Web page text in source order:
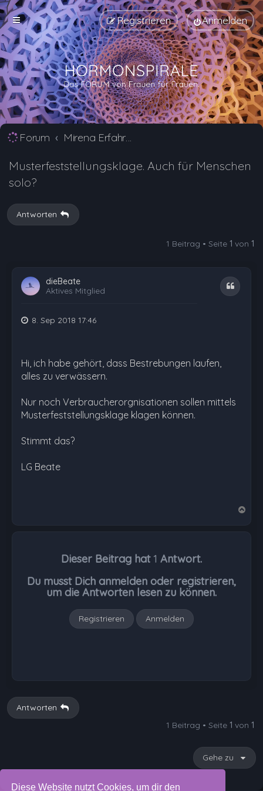
Diese Website nutzt Cookies, um dir den
Anmelden
Registrieren
Forum Mirena Erfahrungsberichte und Nebenwirkungen
Musterfeststellungsklage. Auch für Menschen
solo?
Antworten
1 Beitrag • Seite 1 von 1
dieBeate
Aktives Mitglied
Zitat
8. Sep 2018 17:46
Hi, ich habe gehört, dass Bestrebungen laufen,
alles zu verwässern.
Nur noch Verbraucherorgnisationen sollen mittels
Musterfeststellungsklage klagen können.
Stimmt das?
LG Beate
Dieser Beitrag hat 1 Antwort.
Du musst Dich anmelden oder registrieren,
um die Antworten lesen zu können.
Registrieren Anmelden
Antworten
1 Beitrag • Seite 1 von 1
Gehe zu